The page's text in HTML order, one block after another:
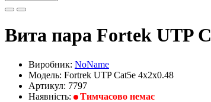
Вита пара Fortek UTP
Виробник: NoName
Модель: Fortrek UTP Cat5e 4x2x0.48
Артикул: 7797
Наявність:
Тимчасово немає